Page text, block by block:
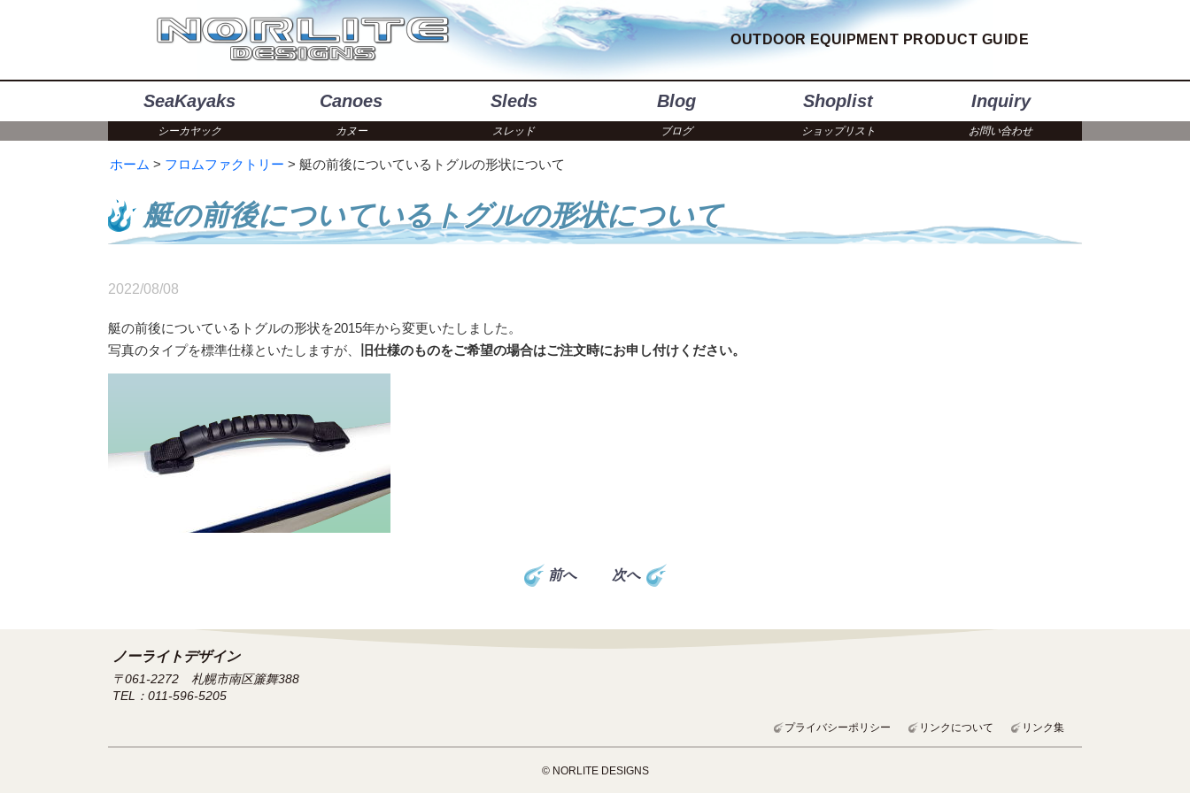
OUTDOOR EQUIPMENT PRODUCT GUIDE
SeaKayaks
シーカヤック
Canoes
カヌー
Sleds
スレッド
Blog
ブログ
Shoplist
ショップリスト
Inquiry
お問い合わせ
ホーム フロムファクトリー 艇の前後についているトグルの形状について
艇の前後についているトグルの形状について
2022/08/08
艇の前後についているトグルの形状を2015年から変更いたしました。
写真のタイプを標準仕様といたしますが、
旧仕様のものをご希望の場合はご注文時にお申し付けください。
前へ 次へ
ノーライトデザイン
〒061-2272 札幌市南区簾舞388
TEL：011-596-5205
プライバシーポリシー リンクについて リンク集
© NORLITE DESIGNS